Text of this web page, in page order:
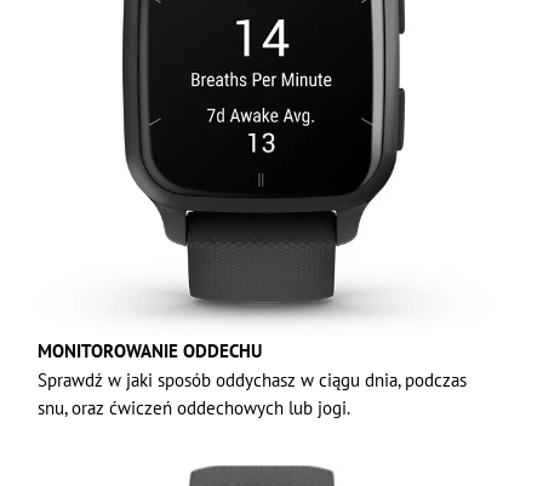
MONITOROWANIE ODDECHU
Sprawdź w jaki sposób oddychasz w ciągu dnia, podczas
snu, oraz ćwiczeń oddechowych lub jogi.